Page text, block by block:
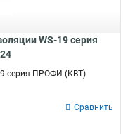
WS-19 серия
серия ПРОФИ (КВТ)
Сравнить